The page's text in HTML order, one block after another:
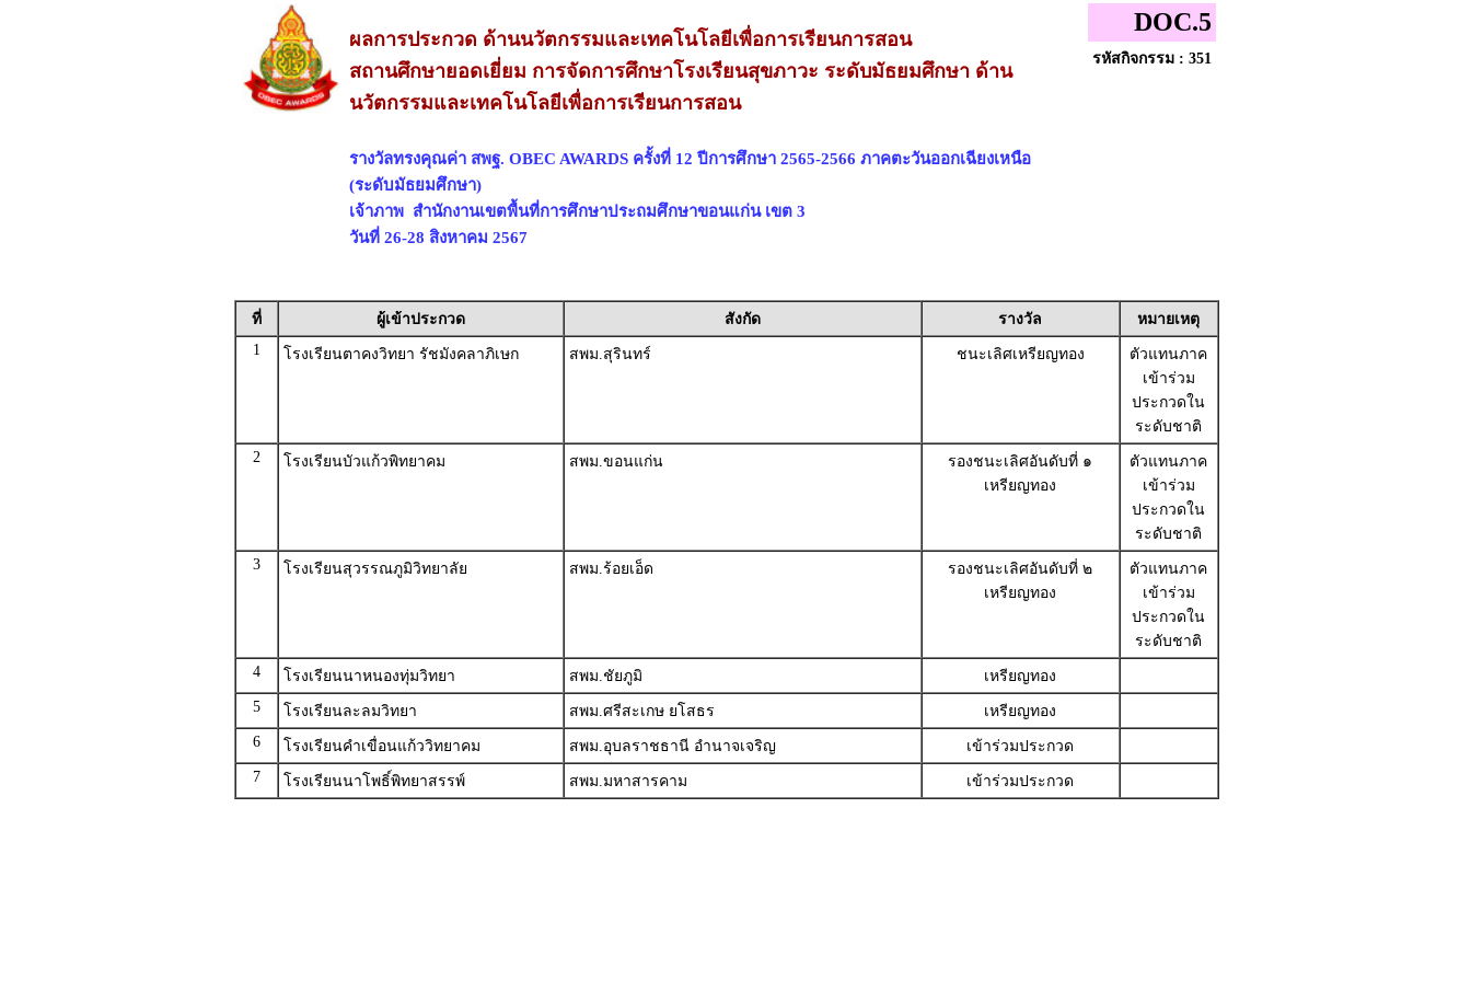
ผลการประกวด ด้านนวัตกรรมและเทคโนโลยีเพื่อการเรียนการสอน
สถานศึกษายอดเยี่ยม การจัดการศึกษาโรงเรียนสุขภาวะ ระดับมัธยมศึกษา ด้าน
นวัตกรรมและเทคโนโลยีเพื่อการเรียนการสอน
รางวัลทรงคุณค่า สพฐ. OBEC AWARDS ครั้งที่ 12 ปีการศึกษา 2565-2566 ภาคตะวันออกเฉียงเหนือ
(ระดับมัธยมศึกษา)
เจ้าภาพ สำนักงานเขตพื้นที่การศึกษาประถมศึกษาขอนแก่น เขต 3
วันที่ 26-28 สิงหาคม 2567
DOC.5
รหัสกิจกรรม : 351
ที่ ผู้เข้าประกวด สังกัด รางวัล
หมายเหตุ
1
โรงเรียนตาคงวิทยา รัชมังคลาภิเษก สพม.สุรินทร์ ชนะเลิศเหรียญทอง
ตัวแทนภาค
เข้าร่วม
ประกวดใน
ระดับชาติ
2
โรงเรียนบัวแก้วพิทยาคม สพม.ขอนแก่น
รองชนะเลิศอันดับที่ ๑
เหรียญทอง
ตัวแทนภาค
เข้าร่วม
ประกวดใน
ระดับชาติ
3
โรงเรียนสุวรรณภูมิวิทยาลัย สพม.ร้อยเอ็ด
รองชนะเลิศอันดับที่ ๒
เหรียญทอง
ตัวแทนภาค
เข้าร่วม
ประกวดใน
ระดับชาติ
4
โรงเรียนนาหนองทุ่มวิทยา สพม.ชัยภูมิ
เหรียญทอง
5
โรงเรียนละลมวิทยา สพม.ศรีสะเกษ ยโสธร
เหรียญทอง
6
โรงเรียนคำเขื่อนแก้ววิทยาคม สพม.อุบลราชธานี อำนาจเจริญ
เข้าร่วมประกวด
7
โรงเรียนนาโพธิ์พิทยาสรรพ์ สพม.มหาสารคาม เข้าร่วมประกวด